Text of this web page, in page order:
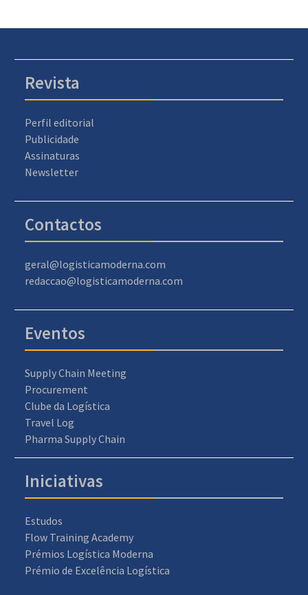
Revista
Perfil editorial
Publicidade
Assinaturas
Newsletter
Contactos
geral@logisticamoderna.com
redaccao@logisticamoderna.com
Eventos
Supply Chain Meeting
Procurement
Clube da Logística
Travel Log
Pharma Supply Chain
Iniciativas
Estudos
Flow Training Academy
Prémios Logística Moderna
Prémio de Excelência Logística